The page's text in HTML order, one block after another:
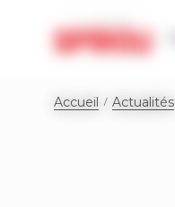
Accueil Actualités